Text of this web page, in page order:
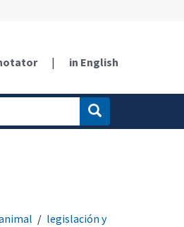
| in English
legislación y